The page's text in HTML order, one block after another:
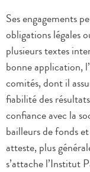
Ses engagements
obligations légales
plusieurs textes
bonne application,
comités, dont il
fiabilité des
confiance avec la
bailleurs de fonds
atteste, plus
s’attache l’Institut